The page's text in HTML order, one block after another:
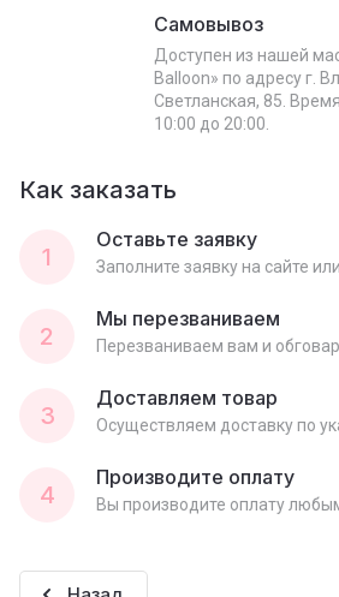
Самовывоз
Доступен из нашей
Balloon» по адресу г.
Светланская, 85.
10:00 до 20:00.
Как заказать
1
Оставьте заявку
Заполните заявку на сайте
2
Мы перезваниваем
Перезваниваем вам и
3
Доставляем товар
Осуществляем доставку по
4
Производите оплату
Вы производите оплату